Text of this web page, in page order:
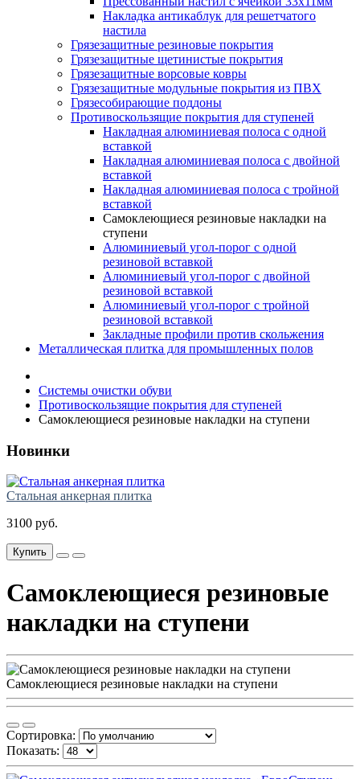
Накладка антикаблук для решетчатого
настила
Грязезащитные резиновые покрытия
Грязезащитные щетинистые покрытия
Грязезащитные ворсовые ковры
Грязезащитные модульные покрытия из ПВХ
Грязесобирающие поддоны
Противоскользящие покрытия для ступеней
Накладная алюминиевая полоса с одной
вставкой
Накладная алюминиевая полоса с двойной
вставкой
Накладная алюминиевая полоса с тройной
вставкой
Самоклеющиеся резиновые накладки на
ступени
Алюминиевый угол-порог с одной
резиновой вставкой
Алюминиевый угол-порог с двойной
резиновой вставкой
Алюминиевый угол-порог с тройной
резиновой вставкой
Закладные профили против скольжения
Металлическая плитка для промышленных полов
Системы очистки обуви
Противоскользящие покрытия для ступеней
Самоклеющиеся резиновые накладки на ступени
Новинки
Стальная анкерная плитка
3100 руб.
Купить
Самоклеющиеся резиновые
накладки на ступени
Самоклеющиеся резиновые накладки на ступени
Сортировка:
Показать: